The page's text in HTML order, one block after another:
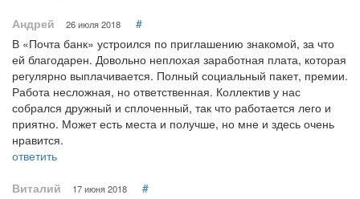
Андрей
26 июля 2018
#
В «Почта банк» устроился по приглашению знакомой, за что
ей благодарен. Довольно неплохая заработная плата, которая
регулярно выплачивается. Полный социальный пакет, премии.
Работа несложная, но ответственная. Коллектив у нас
собрался дружный и сплоченный, так что работается лего и
приятно. Может есть места и получше, но мне и здесь очень
нравится.
ответить
Виталий
17 июня 2018
#